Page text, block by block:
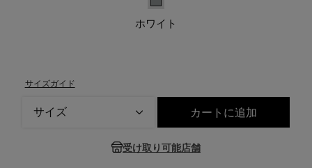
ホワイト
ホワイト
サイズガイド
カートに追加
受け取り可能店舗